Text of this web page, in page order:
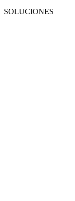
SOLUCIONES